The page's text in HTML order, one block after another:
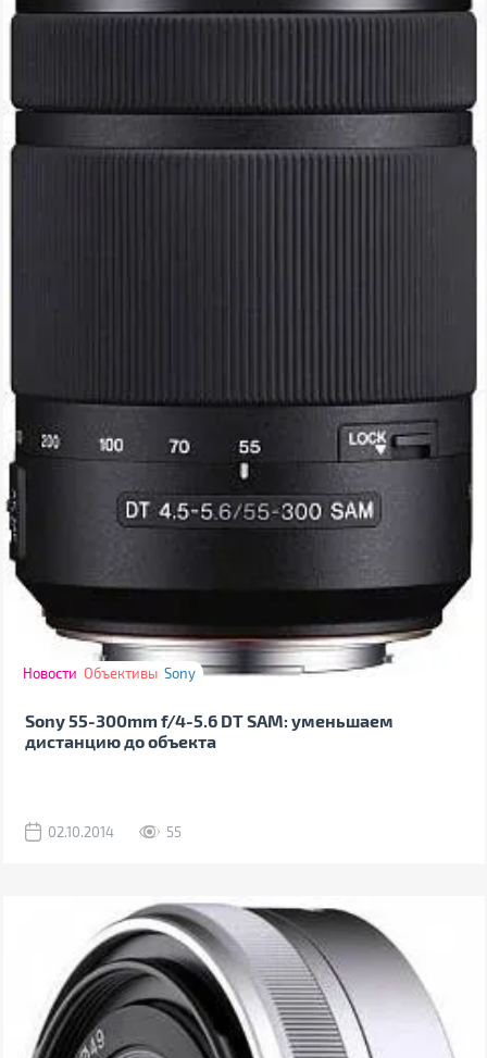
Новости Объективы Sony
Sony 55-300mm f/4-5.6 DT SAM: уменьшаем
дистанцию до объекта
02.10.2014 55